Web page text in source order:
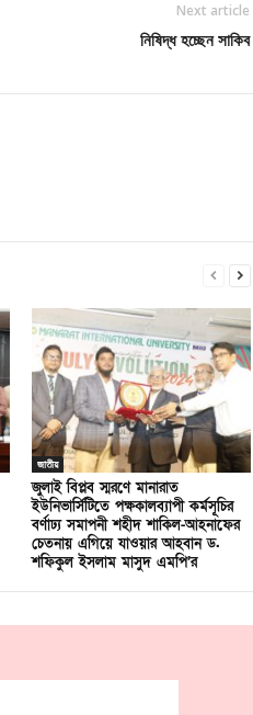
Next article
নিষিদ্ধ হচ্ছেন সাকিব
জাতীয়
জুলাই বিপ্লব স্মরণে মানারাত
ইউনিভার্সিটিতে পক্ষকালব্যাপী কর্মসূচির
বর্ণাঢ্য সমাপনী শহীদ শাকিল-আহনাফের
চেতনায় এগিয়ে যাওয়ার আহবান ড.
শফিকুল ইসলাম মাসুদ এমপি’র